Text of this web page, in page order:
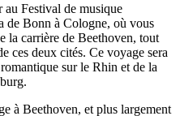
Festival de musique
de Bonn à Cologne, où vous
la carrière de Beethoven, tout
ces deux cités. Ce voyage sera
sur le Rhin et de la
à Beethoven, et plus largement